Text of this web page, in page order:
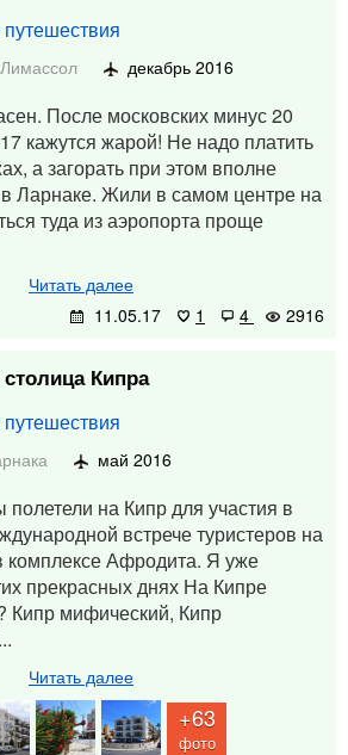
Лимассол декабрь 2016
После московских минус 20
кажутся жарой! Не надо платить
а загорать при этом вполне
Ларнаке. Жили в самом центре на
туда из аэропорта проще
Читать далее
11.05.17
1 4 2916
Кипра
май 2016
на Кипр для участия в
встрече туристеров на
Афродита. Я уже
прекрасных днях На Кипре
Кипр мифический, Кипр
Читать далее
+63
фото